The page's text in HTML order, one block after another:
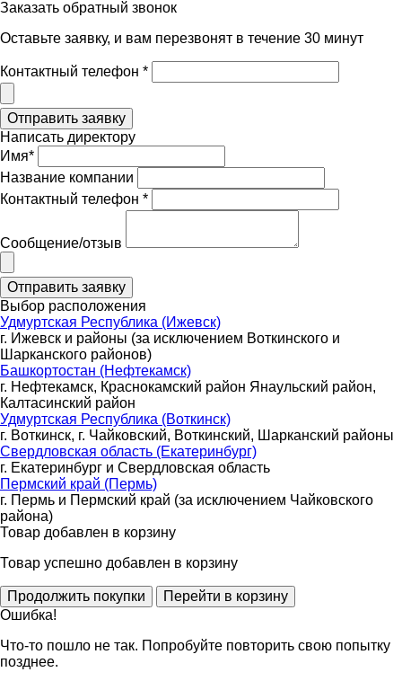
Заказать обратный звонок
Оставьте заявку, и вам перезвонят в течение 30 минут
Контактный телефон *
Написать директору
Имя*
Название компании
Контактный телефон *
Сообщение/отзыв
Выбор расположения
Удмуртская Республика (Ижевск)
г. Ижевск и районы (за исключением Воткинского и
Шарканского районов)
Башкортостан (Нефтекамск)
г. Нефтекамск, Краснокамский район Янаульский район,
Калтасинский район
Удмуртская Республика (Воткинск)
г. Воткинск, г. Чайковский, Воткинский, Шарканский районы
Свердловская область (Екатеринбург)
г. Екатеринбург и Свердловская область
Пермский край (Пермь)
г. Пермь и Пермский край (за исключением Чайковского
района)
Товар добавлен в корзину
Товар успешно добавлен в корзину
Ошибка!
Что-то пошло не так. Попробуйте повторить свою попытку
позднее.